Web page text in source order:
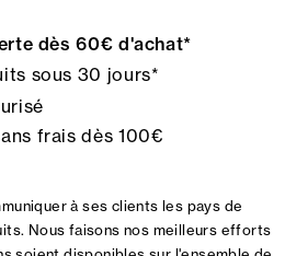
dès 60€ d'achat*
sous 30 jours*
frais dès 100€
à ses clients les pays de
Nous faisons nos meilleurs efforts